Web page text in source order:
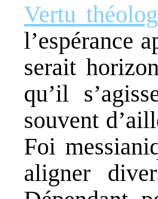
Vertu
l’espérance
serait
qu’il
souvent
Foi
aligner